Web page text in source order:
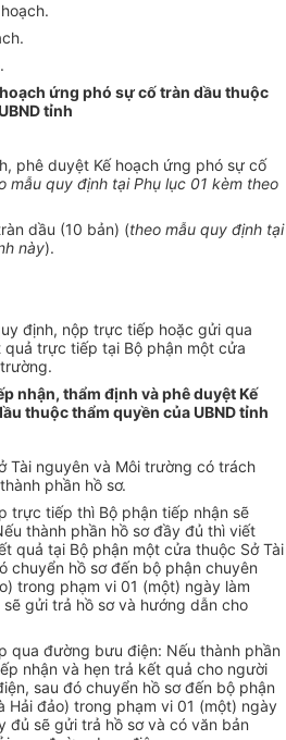
ứng phó sự cố tràn dầu thuộc
tỉnh
phê duyệt Kế hoạch ứng phó sự cố
mẫu quy định tại Phụ lục 01 kèm theo
dầu (10 bản) (theo mẫu quy định tại
này).
định, nộp trực tiếp hoặc gửi qua
trực tiếp tại Bộ phận một cửa
nhận, thẩm định và phê duyệt Kế
thuộc thẩm quyền của UBND tỉnh
Tài nguyên và Môi trường có trách
phần hồ sơ.
trực tiếp thì Bộ phận tiếp nhận sẽ
thành phần hồ sơ đầy đủ thì viết
quả tại Bộ phận một cửa thuộc Sở Tài
chuyển hồ sơ đến bộ phận chuyên
trong phạm vi 01 (một) ngày làm
gửi trả hồ sơ và hướng dẫn cho
qua đường bưu điện: Nếu thành phần
nhận và hẹn trả kết quả cho người
sau đó chuyển hồ sơ đến bộ phận
Hải đảo) trong phạm vi 01 (một) ngày
đủ sẽ gửi trả hồ sơ và có văn bản